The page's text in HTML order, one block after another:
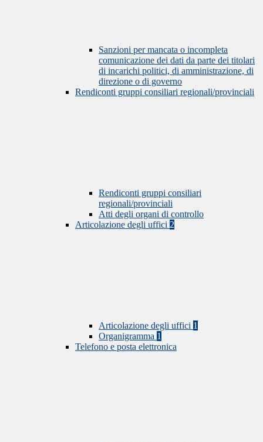
Sanzioni per mancata o incompleta
comunicazione dei dati da parte dei titolari
di incarichi politici, di amministrazione, di
direzione o di governo
Rendiconti gruppi consiliari regionali/provinciali
Rendiconti gruppi consiliari
regionali/provinciali
Atti degli organi di controllo
Articolazione degli uffici 2
Articolazione degli uffici 1
Organigramma 1
Telefono e posta elettronica